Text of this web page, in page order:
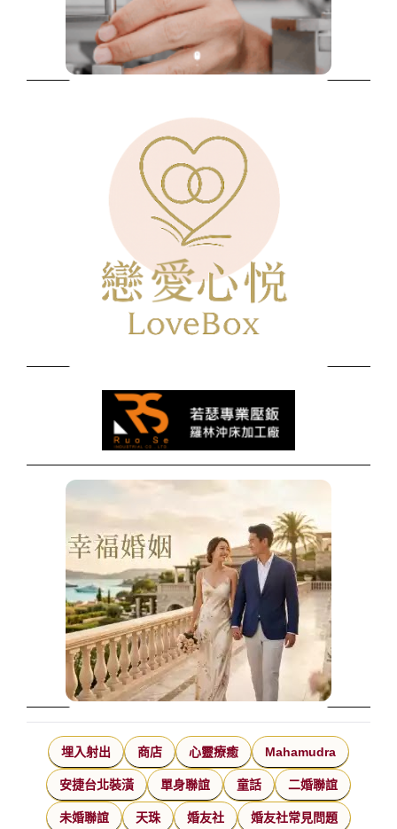
埋入射出 商店 心靈療癒 Mahamudra
安捷台北裝潢 單身聯誼 童話 二婚聯誼
未婚聯誼 天珠 婚友社 婚友社常見問題